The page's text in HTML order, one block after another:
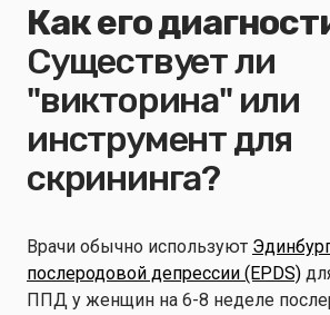
Как его
Существует ли
"викторина" или
инструмент для
скрининга?
Врачи обычно используют
послеродовой депрессии (EPDS)
ППД у женщин на 6-8 неделе